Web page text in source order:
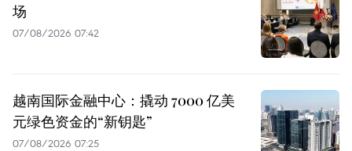
场
07/08/2026 07:42
越南国际金融中心：撬动 7000 亿美
元绿色资金的“新钥匙”
07/08/2026 07:25